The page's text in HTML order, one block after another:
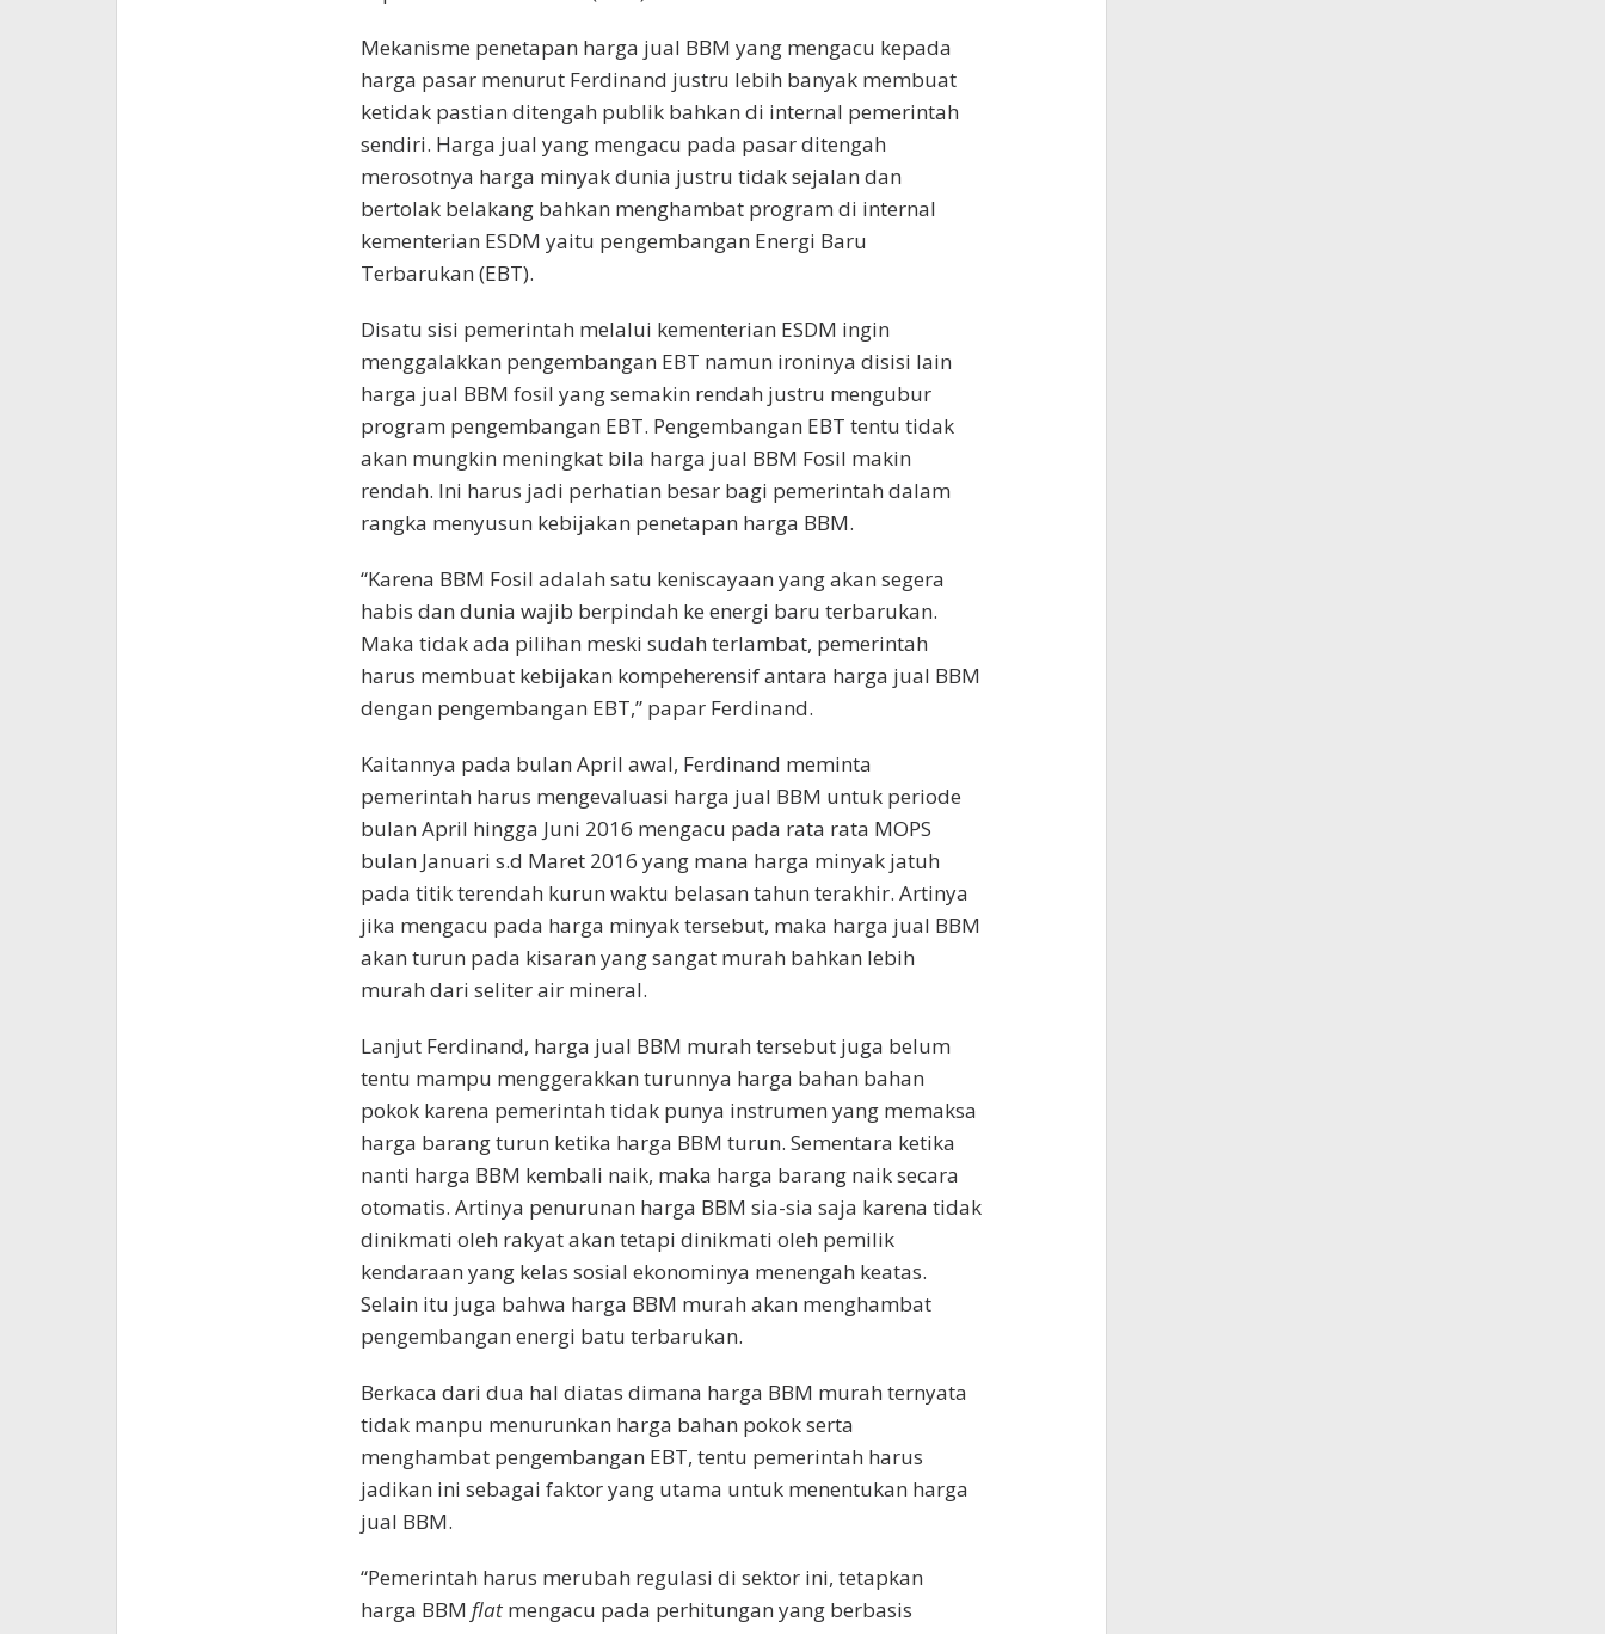
Mekanisme penetapan harga jual BBM yang mengacu kepada
harga pasar menurut Ferdinand justru lebih banyak membuat
ketidak pastian ditengah publik bahkan di internal pemerintah
sendiri. Harga jual yang mengacu pada pasar ditengah
merosotnya harga minyak dunia justru tidak sejalan dan
bertolak belakang bahkan menghambat program di internal
kementerian ESDM yaitu pengembangan Energi Baru
Terbarukan (EBT).
Disatu sisi pemerintah melalui kementerian ESDM ingin
menggalakkan pengembangan EBT namun ironinya disisi lain
harga jual BBM fosil yang semakin rendah justru mengubur
program pengembangan EBT. Pengembangan EBT tentu tidak
akan mungkin meningkat bila harga jual BBM Fosil makin
rendah. Ini harus jadi perhatian besar bagi pemerintah dalam
rangka menyusun kebijakan penetapan harga BBM.
“Karena BBM Fosil adalah satu keniscayaan yang akan segera
habis dan dunia wajib berpindah ke energi baru terbarukan.
Maka tidak ada pilihan meski sudah terlambat, pemerintah
harus membuat kebijakan kompeherensif antara harga jual BBM
dengan pengembangan EBT,” papar Ferdinand.
Kaitannya pada bulan April awal, Ferdinand meminta
pemerintah harus mengevaluasi harga jual BBM untuk periode
bulan April hingga Juni 2016 mengacu pada rata rata MOPS
bulan Januari s.d Maret 2016 yang mana harga minyak jatuh
pada titik terendah kurun waktu belasan tahun terakhir. Artinya
jika mengacu pada harga minyak tersebut, maka harga jual BBM
akan turun pada kisaran yang sangat murah bahkan lebih
murah dari seliter air mineral.
Lanjut Ferdinand, harga jual BBM murah tersebut juga belum
tentu mampu menggerakkan turunnya harga bahan bahan
pokok karena pemerintah tidak punya instrumen yang memaksa
harga barang turun ketika harga BBM turun. Sementara ketika
nanti harga BBM kembali naik, maka harga barang naik secara
otomatis. Artinya penurunan harga BBM sia-sia saja karena tidak
dinikmati oleh rakyat akan tetapi dinikmati oleh pemilik
kendaraan yang kelas sosial ekonominya menengah keatas.
Selain itu juga bahwa harga BBM murah akan menghambat
pengembangan energi batu terbarukan.
Berkaca dari dua hal diatas dimana harga BBM murah ternyata
tidak manpu menurunkan harga bahan pokok serta
menghambat pengembangan EBT, tentu pemerintah harus
jadikan ini sebagai faktor yang utama untuk menentukan harga
jual BBM.
“Pemerintah harus merubah regulasi di sektor ini, tetapkan
harga BBM flatmengacu pada perhitungan yang berbasis